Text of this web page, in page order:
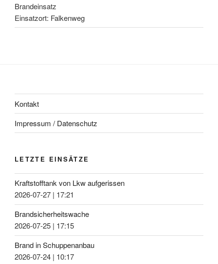
Brandeinsatz
Einsatzort: Falkenweg
Kontakt
Impressum / Datenschutz
LETZTE EINSÄTZE
Kraftstofftank von Lkw aufgerissen
2026-07-27 | 17:21
Brandsicherheitswache
2026-07-25 | 17:15
Brand in Schuppenanbau
2026-07-24 | 10:17